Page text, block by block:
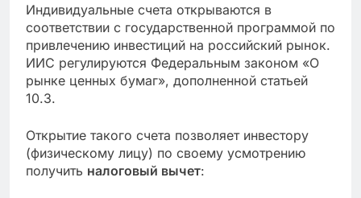
Индивидуальные счета открываются в
соответствии с государственной программой по
привлечению инвестиций на российский рынок.
ИИС регулируются Федеральным законом «О
рынке ценных бумаг», дополненной статьей
10.3.
Открытие такого счета позволяет инвестору
(физическому лицу) по своему усмотрению
получить налоговый вычет: